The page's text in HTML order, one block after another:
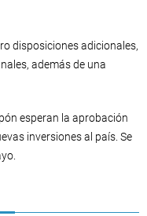
disposiciones adicionales,
además de una
esperan la aprobación
inversiones al país. Se